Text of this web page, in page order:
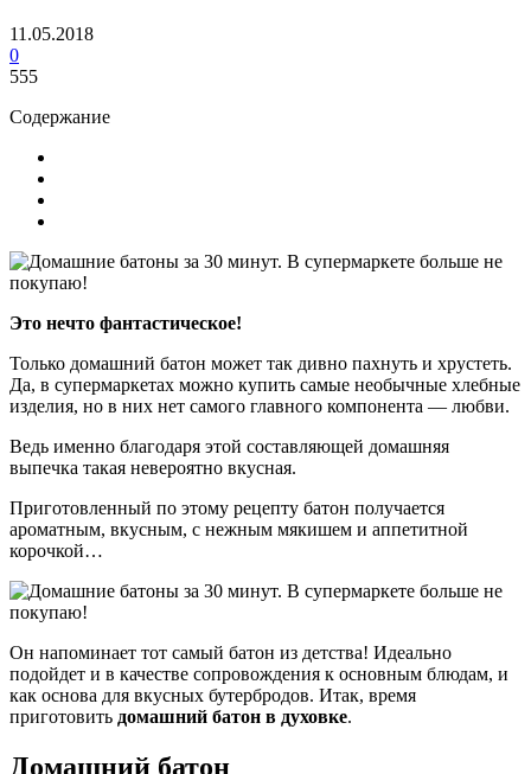
11.05.2018
0
555
Содержание
Это нечто фантастическое!
Только домашний батон может так дивно пахнуть и хрустеть.
Да, в супермаркетах можно купить самые необычные хлебные
изделия, но в них нет самого главного компонента — любви.
Ведь именно благодаря этой составляющей домашняя
выпечка такая невероятно вкусная.
Приготовленный по этому рецепту батон получается
ароматным, вкусным, с нежным мякишем и аппетитной
корочкой…
Он напоминает тот самый батон из детства! Идеально
подойдет и в качестве сопровождения к основным блюдам, и
как основа для вкусных бутербродов. Итак, время
приготовить домашний батон в духовке.
Домашний батон